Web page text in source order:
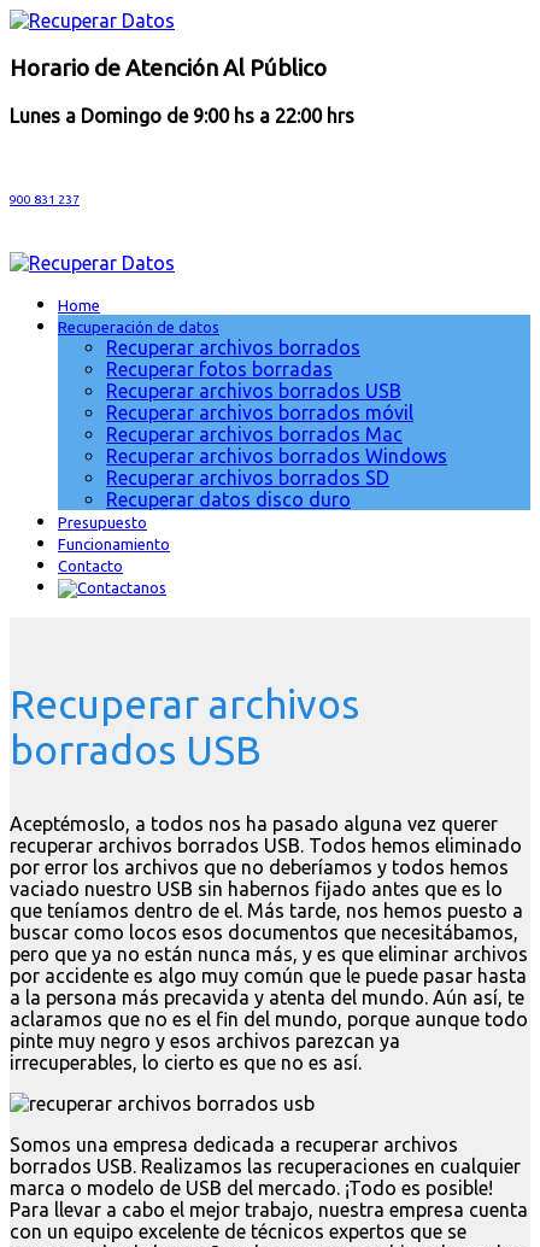
Horario de Atención Al Público
Lunes a Domingo de 9:00 hs a 22:00 hrs
900 831 237
Home
Recuperación de datos
Recuperar archivos borrados
Recuperar fotos borradas
Recuperar archivos borrados USB
Recuperar archivos borrados móvil
Recuperar archivos borrados Mac
Recuperar archivos borrados Windows
Recuperar archivos borrados SD
Recuperar datos disco duro
Presupuesto
Funcionamiento
Contacto
Recuperar archivos
borrados USB
Aceptémoslo, a todos nos ha pasado alguna vez querer
recuperar archivos borrados USB. Todos hemos eliminado
por error los archivos que no deberíamos y todos hemos
vaciado nuestro USB sin habernos fijado antes que es lo
que teníamos dentro de el. Más tarde, nos hemos puesto a
buscar como locos esos documentos que necesitábamos,
pero que ya no están nunca más, y es que eliminar archivos
por accidente es algo muy común que le puede pasar hasta
a la persona más precavida y atenta del mundo. Aún así, te
aclaramos que no es el fin del mundo, porque aunque todo
pinte muy negro y esos archivos parezcan ya
irrecuperables, lo cierto es que no es así.
Somos una empresa dedicada a recuperar archivos
borrados USB. Realizamos las recuperaciones en cualquier
marca o modelo de USB del mercado. ¡Todo es posible!
Para llevar a cabo el mejor trabajo, nuestra empresa cuenta
con un equipo excelente de técnicos expertos que se